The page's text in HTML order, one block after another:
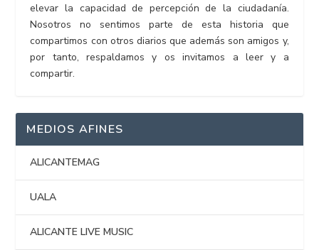
elevar la capacidad de percepción de la ciudadanía.
Nosotros no sentimos parte de esta historia que
compartimos con otros diarios que además son amigos y,
por tanto, respaldamos y os invitamos a leer y a
compartir.
MEDIOS AFINES
ALICANTEMAG
UALA
ALICANTE LIVE MUSIC